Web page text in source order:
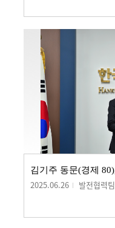
2025.06.26 발전협력팀